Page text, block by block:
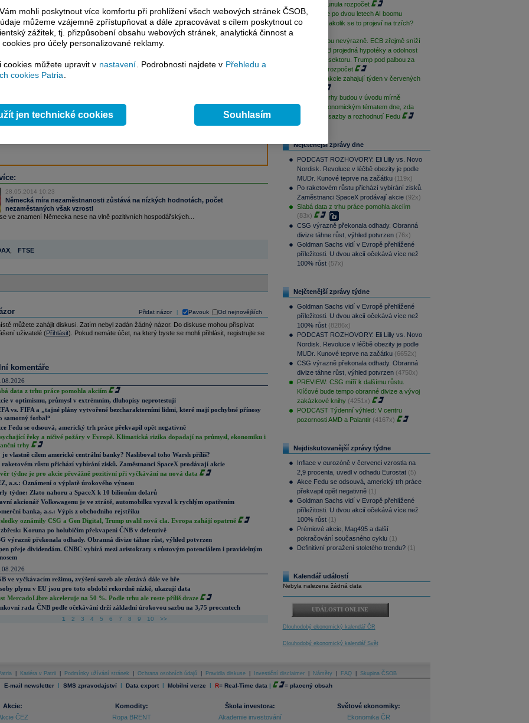
placeného informačního servisu získáte
kekompletnímu zpravodajství
bez jakýchkoliv omezení. Veškeré
komentáře a horké zprávy jsou
terminálovou metodou (bez nutnosti obnovovat stránku) bez
a v plné verzi.
mailovézpravodajství,dataz finančních trhů v reálném čase, kompletní
servis, rozsáhlédatabáze
prognózy
avaluace, ekonomickéfundamenty kalkulátory...více
28.05.2014 10:23
Německá míra nezaměstnanosti zůstává na nízkých hodnotách, počet
nezaměstaných však vzrostl
ve znamení Německa nese na vlně pozitivních hospodářských...
, FTSE
Přidat názor Pavouk Od nejnovějších
můžete zahájit diskusi. Zatím nebyl zadán žádný názor. Do diskuse mohou přispívat
uživatelé (Přihlásit). Pokud nemáte účet, na který byste se mohli přihlásit, registrujte se
komentáře
data z trhu práce pomohla akciím
v optimismu, průmysl v extrémním, dluhopisy neprotestují
vs. FIFA a „tajné plány vytvořené bezcharakterními lidmi, které mají pochybné přínosy
samotný fotbal“
Fedu se odsouvá, americký trh práce překvapil opět negativně
řeky a ničivé požáry v Evropě. Klimatická rizika dopadají na průmysl, ekonomiku i
trhy
je vlastně cílem americké centrální banky? Nasliboval toho Warsh příliš?
raketovém růstu přichází vybírání zisků. Zaměstnanci SpaceX prodávají akcie
týdne je pro akcie převážně pozitivní při vyčkávání na nová data
a.s.: Oznámení o výplatě úrokového výnosu
týdne: Zlato nahoru a SpaceX k 10 bilionům dolarů
akcionář Volkswagenu je ve ztrátě, automobilku vyzval k rychlým opatřením
banka, a.s.: Výpis z obchodního rejstříku
oznámily CSG a Gen Digital, Trump uvalil nová cla. Evropa zahájí opatrně
Koruna po holubičím překvapení ČNB v defenzivě
výrazně překonala odhady. Obranná divize táhne růst, výhled potvrzen
přeje dividendám. CNBC vybírá mezi aristokraty s růstovým potenciálem i pravidelným
ve vyčkávacím režimu, zvýšení sazeb ale zůstává dále ve hře
plynu v EU jsou pro toto období rekordně nízké, ukazují data
MercadoLibre akceleruje na 50 %. Podle trhu ale roste příliš draze
rada ČNB podle očekávání drží základní úrokovou sazbu na 3,75 procentech
1 2 3 4 5 6 7 8 9 10 >>
česká posunula rozpočet
Růst Nvidie po dvou letech AI boomu
zvolňuje. Nakolik se to projeví na trzích?
Trhy otevřou nevýrazně. ECB zřejmě sníží
sazby, ČNB projedná hypotéky a odolnost
finančního sektoru. Trump pod palbou za
nároky na rozpočet
Americké akcie zahajují týden v červených
Evropské trhy budou v úvodu mírně
ztrácet, ekonomickým tématem dne, zda
ČNB sníží sazby a rozhodnutí Fedu
Nejčtenější zprávy dne
PODCAST ROZHOVORY: Eli Lilly vs. Novo
Nordisk. Revoluce v léčbě obezity je podle
MUDr. Kunové teprve na začátku (119x)
Po raketovém růstu přichází vybírání zisků.
Zaměstnanci SpaceX prodávají akcie (92x)
Slabá data z trhu práce pomohla akciím
(83x)
CSG výrazně překonala odhady. Obranná
divize táhne růst, výhled potvrzen (76x)
Goldman Sachs vidí v Evropě přehlížené
příležitosti. U dvou akcií očekává více než
100% růst (57x)
Nejčtenější zprávy týdne
Goldman Sachs vidí v Evropě přehlížené
příležitosti. U dvou akcií očekává více než
100% růst (8286x)
PODCAST ROZHOVORY: Eli Lilly vs. Novo
Nordisk. Revoluce v léčbě obezity je podle
MUDr. Kunové teprve na začátku (6652x)
CSG výrazně překonala odhady. Obranná
divize táhne růst, výhled potvrzen (4750x)
PREVIEW: CSG míří k dalšímu růstu.
Klíčové bude tempo obranné divize a vývoj
zakázkové knihy (4251x)
PODCAST Týdenní výhled: V centru
pozornosti AMD a Palantir (4167x)
Nejdiskutovanější zprávy týdne
Inflace v eurozóně v červenci vzrostla na
2,9 procenta, uvedl v odhadu Eurostat (5)
Akce Fedu se odsouvá, americký trh práce
překvapil opět negativně (1)
Goldman Sachs vidí v Evropě přehlížené
příležitosti. U dvou akcií očekává více než
100% růst (1)
Prémiové akcie, Mag495 a další
pokračování současného cyklu (1)
Definitivní proražení stoletého trendu? (1)
Kalendář událostí
Nebyla nalezena žádná data
UDÁLOSTI ONLINE
Dlouhodobý ekonomický kalendář ČR
Dlouhodobý ekonomický kalendář Svět
Kariéra v Patrii Podmínky užívání stránek Ochrana osobních údajů Pravidla diskuse Investiční disclaimer Náměty FAQ Skupina ČSOB
E-mail newsletter | SMS zpravodajství | Data export | Mobilní verze | R= Real-Time data | = placený obsah
Akcie:
ČEZ
Komodity:
Ropa BRENT
Škola investora:
Akademie investování
Světové ekonomiky:
Ekonomika ČR
mohli poskytnout více komfortu při prohlížení všech webových stránek ČSOB,
můžeme vzájemně zpřístupňovat a dále zpracovávat s cílem poskytnout co
zážitek, tj. přizpůsobení obsahu webových stránek, analytická činnost a
pro účely personalizované reklamy.
cookies můžete upravit v nastavení . Podrobnosti najdete v Přehledu a
cookies Patria
jen technické cookies Souhlasím